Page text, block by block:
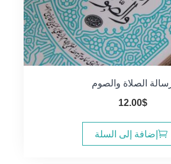
الصلاة والصوم
12.00$
إضافة إلى السلة